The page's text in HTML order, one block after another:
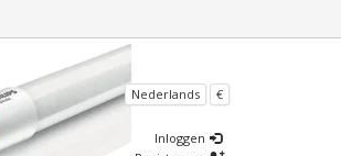
Nederlands €
Inloggen